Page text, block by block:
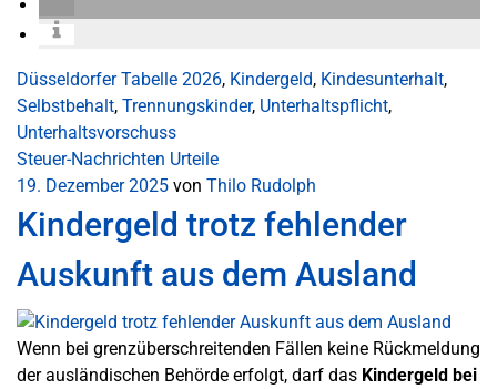
Düsseldorfer Tabelle 2026, Kindergeld, Kindesunterhalt,
Selbstbehalt, Trennungskinder, Unterhaltspflicht,
Unterhaltsvorschuss
Steuer-Nachrichten Urteile
19. Dezember 2025 von Thilo Rudolph
Kindergeld trotz fehlender
Auskunft aus dem Ausland
Wenn bei grenzüberschreitenden Fällen keine Rückmeldung
der ausländischen Behörde erfolgt, darf das Kindergeld bei